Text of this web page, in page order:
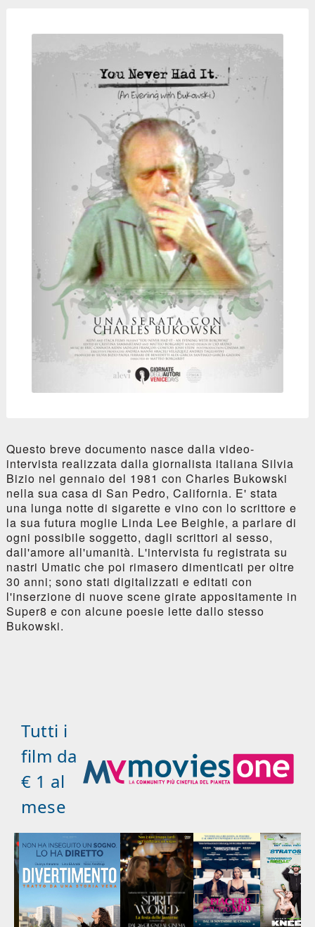
Questo breve documento nasce dalla video-
intervista realizzata dalla giornalista italiana Silvia
Bizio nel gennaio del 1981 con Charles Bukowski
nella sua casa di San Pedro, California. E' stata
una lunga notte di sigarette e vino con lo scrittore e
la sua futura moglie Linda Lee Beighle, a parlare di
ogni possibile soggetto, dagli scrittori al sesso,
dall'amore all'umanità. L'intervista fu registrata su
nastri Umatic che poi rimasero dimenticati per oltre
30 anni; sono stati digitalizzati e editati con
l'inserzione di nuove scene girate appositamente in
Super8 e con alcune poesie lette dallo stesso
Bukowski.
Tutti i
film da
€ 1 al
mese